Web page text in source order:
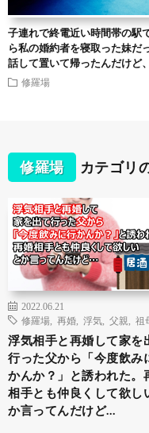
子連れで終電近い時間帯の駅
ら私の婚約者を寝取った妹だ
話して置いて帰ったんだけど
修羅場
修羅場 カテゴリ
2022.06.21
修羅場
再婚 浮気 父親 祖
浮気相手と再婚して家を
行った父から「今度飲み
かんか？」と誘われた。
相手とも仲良くして欲し
か言ってんだけど…